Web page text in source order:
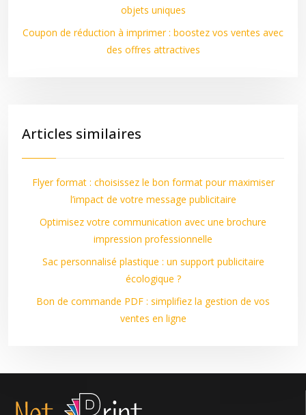
objets uniques
Coupon de réduction à imprimer : boostez vos ventes avec
des offres attractives
Articles similaires
Flyer format : choisissez le bon format pour maximiser
l’impact de votre message publicitaire
Optimisez votre communication avec une brochure
impression professionnelle
Sac personnalisé plastique : un support publicitaire
écologique ?
Bon de commande PDF : simplifiez la gestion de vos
ventes en ligne